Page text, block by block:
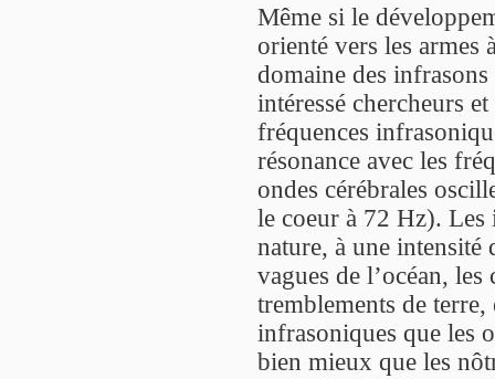
Même si le
orienté vers les armes
domaine des infrasons
intéressé chercheurs
fréquences
résonance avec les
ondes cérébrales
le coeur à 72 Hz). Les
nature, à une intensité
vagues de l’océan, les
tremblements de terre,
infrasoniques que les
bien mieux que les